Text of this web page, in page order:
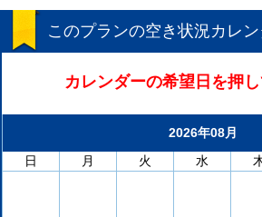
このプランの空き状況カレ
カレンダーの希望日を押
2026年08月
日
月 火 水